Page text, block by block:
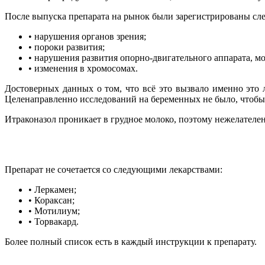
После выпуска препарата на рынок были зарегистрированы
• нарушения органов зрения;
• пороки развития;
• нарушения развития опорно-двигательного аппарата,
• изменения в хромосомах.
Достоверных данных о том, что всё это вызвало именно
Целенаправленно исследований на беременных не было,
Итраконазол проникает в грудное молоко, поэтому
Препарат не сочетается со следующими лекарствами:
• Леркамен;
• Кораксан;
• Мотилиум;
• Торвакард.
Более полный список есть в каждый инструкции к препарату.